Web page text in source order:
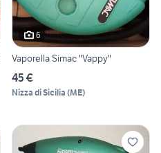
6
Vaporella Simac "Vappy"
45 €
Nizza di Sicilia (ME)